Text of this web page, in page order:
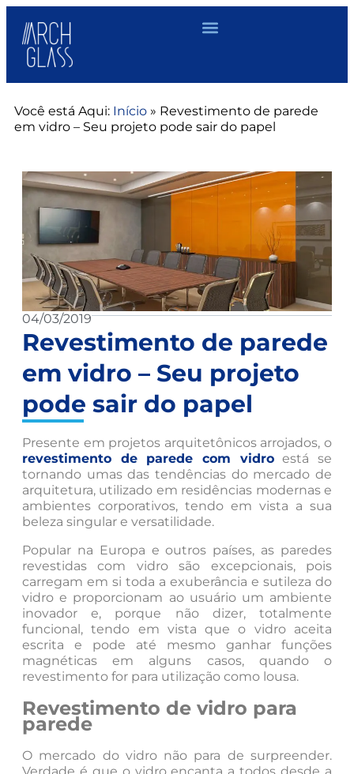
Você está Aqui: Início » Revestimento de parede
em vidro – Seu projeto pode sair do papel
04/03/2019
Revestimento de parede
em vidro – Seu projeto
pode sair do papel
Presente em projetos arquitetônicos arrojados, o
revestimento de parede com vidroestá se
tornando umas das tendências do mercado de
arquitetura, utilizado em residências modernas e
ambientes corporativos, tendo em vista a sua
beleza singular e versatilidade.
Popular na Europa e outros países, as paredes
revestidas com vidro são excepcionais, pois
carregam em si toda a exuberância e sutileza do
vidro e proporcionam ao usuário um ambiente
inovador e, porque não dizer, totalmente
funcional, tendo em vista que o vidro aceita
escrita e pode até mesmo ganhar funções
magnéticas em alguns casos, quando o
revestimento for para utilização como lousa.
Revestimento de vidro para
parede
O mercado do vidro não para de surpreender.